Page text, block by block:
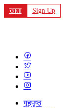
खाता Sign Up
गृहपृष्ठ